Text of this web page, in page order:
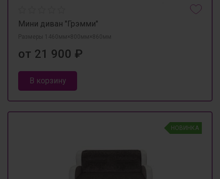
Мини диван "Грэмми"
Размеры 1460мм×800мм×860мм
от 21 900 ₽
В корзину
НОВИНКА